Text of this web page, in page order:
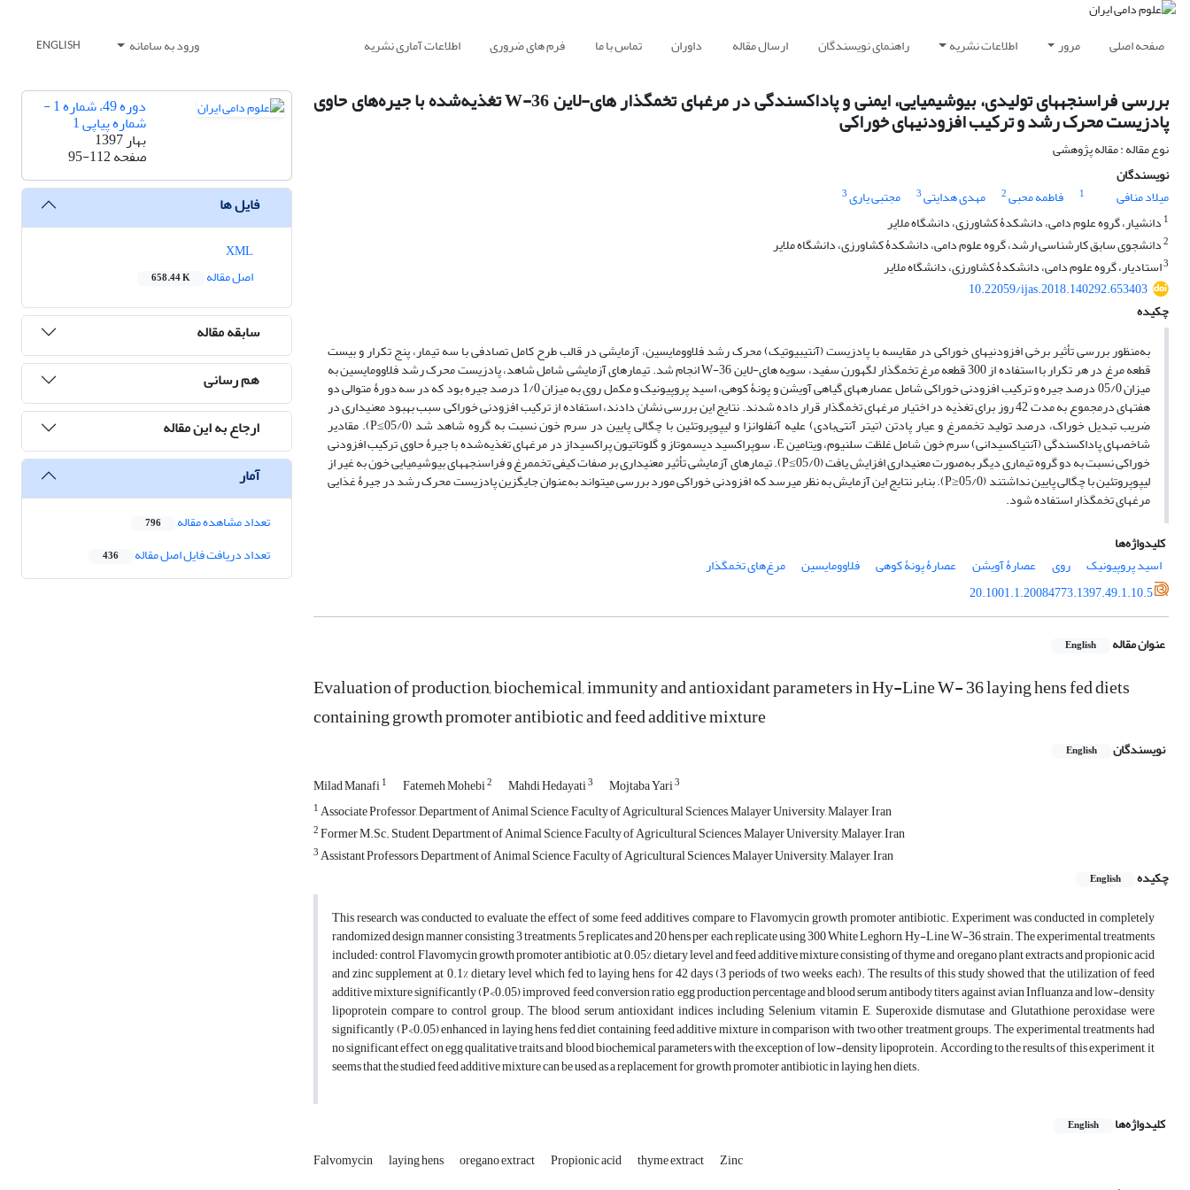
صفحه اصلی مرور اطلاعات نشریه راهنمای نویسندگان ارسال مقاله داوران تماس با ما فرم های ضروری اطلاعات آماری نشریه ورود به سامانه ENGLISH
بررسی فراسنجه‏های تولیدی، بیوشیمیایی، ایمنی و پاداکسندگی در مرغ‏های تخم‏گذار های-لاین W-36 تغذیه‌شده با جیره‌های حاوی
پادزیست محرک رشد و ترکیب افزودنی‏های خوراکی
نوع مقاله : مقاله پژوهشی
نویسندگان
میلاد منافی
1 فاطمه محبی2 مهدی هدایتی3 مجتبی یاری3
1 دانشیار، گروه علوم دامی، دانشکدۀ کشاورزی، دانشگاه ملایر
2دانشجوی سابق کارشناسی ارشد، گروه علوم دامی، دانشکدۀ کشاورزی، دانشگاه ملایر
3استادیار، گروه علوم دامی، دانشکدۀ کشاورزی، دانشگاه ملایر
10.22059/ijas.2018.140292.653403
چکیده
به‌منظور بررسی تأثیر برخی افزودنی‏های خوراکی در مقایسه با پادزیست (آنتی‏بیوتیک) محرک رشد فلاوومایسین، آزمایشی در قالب طرح کامل تصادفی با سه تیمار، پنج تکرار و بیست
قطعه مرغ در هر تکرار با استفاده از 300 قطعه مرغ تخم‏گذار لگهورن سفید، سویه های-لاین W-36 انجام شد. تیمارهای آزمایشی شامل شاهد، پادزیست محرک رشد فلاوومایسین به
میزان 05/0 درصد جیره و ترکیب افزودنی خوراکی شامل عصاره‏های گیاهی آویشن و پونۀ کوهی، اسید پروپیونیک و مکمل روی به میزان 1/0 درصد جیره بود که در سه دورۀ متوالی دو
هفته‏ای درمجموع به مدت 42 روز برای تغذیه در اختیار مرغ‏های تخم‏گذار قرار داده شدند. نتایج این بررسی نشان دادند، استفاده از ترکیب افزودنی خوراکی سبب بهبود معنی‏داری در
ضریب تبدیل خوراک، درصد تولید تخم‏مرغ و عیار پادتن (تیتر آنتی‌بادی) علیه آنفلوانزا و لیپوپروتئین با چگالی پایین در سرم خون نسبت به گروه شاهد شد (05/0≥P). مقادیر
شاخص‏های پاداکسندگی (آنتی‏اکسیدانی) سرم خون شامل غلظت سلنیوم، ویتامین E، سوپراکسید دیسموتاز و گلوتاتیون پراکسیداز در مرغ­های تغذیه‌شده با جیرۀ حاوی ترکیب افزودنی
خوراکی نسبت به دو گروه تیماری دیگر به‌صورت معنی‏داری افزایش یافت (05/0≥P). تیمارهای آزمایشی تأثیر معنی‏داری بر صفات کیفی تخم‏مرغ و فراسنجه‏های بیوشیمیایی خون به غیر از
لیپوپروتئین با چگالی پایین نداشتند (05/0≤P). بنابر نتایج این آزمایش به نظر می­رسد که افزودنی خوراکی مورد بررسی می­تواند به‌عنوان جایگزین پادزیست محرک رشد در جیرۀ غذایی
مرغ‏های تخم‏گذار استفاده شود.
کلیدواژه‌ها
اسید پروپیونیک
روی عصارۀ آویشن عصارۀ پونۀ کوهی فلاوومایسین
مرغ‌های تخم‏گذار
20.1001.1.20084773.1397.49.1.10.5
عنوان مقاله English
Evaluation of production, biochemical, immunity and antioxidant parameters in Hy-Line W- 36 laying hens fed diets
containing growth promoter antibiotic and feed additive mixture
نویسندگان English
Milad Manafi1 Fatemeh Mohebi2 Mahdi Hedayati3 Mojtaba Yari3
1Associate Professor, Department of Animal Science, Faculty of Agricultural Sciences, Malayer University, Malayer, Iran
2Former M.Sc. Student, Department of Animal Science, Faculty of Agricultural Sciences, Malayer University, Malayer, Iran
3Assistant Professors, Department of Animal Science, Faculty of Agricultural Sciences, Malayer University, Malayer, Iran
چکیده
English
This research was conducted to evaluate the effect of some feed additives compare to Flavomycin growth promoter antibiotic. Experiment was conducted in completely
randomized design manner consisting 3 treatments, 5 replicates and 20 hens per each replicate using 300 White Leghorn, Hy-Line W-36 strain. The experimental treatments
included: control, Flavomycin growth promoter antibiotic at 0.05% dietary level and feed additive mixture consisting of thyme and oregano plant extracts and propionic acid
and zinc supplement at 0.1% dietary level which fed to laying hens for 42 days (3 periods of two weeks each). The results of this study showed that the utilization of feed
additive mixture significantly (P<0.05) improved feed conversion ratio, egg production percentage and blood serum antibody titers against avian Influanza and low-density
lipoprotein compare to control group. The blood serum antioxidant indices including Selenium, vitamin E, Superoxide dismutase and Glutathione peroxidase were
significantly (P<0.05) enhanced in laying hens fed diet containing feed additive mixture in comparison with two other treatment groups. The experimental treatments had
no significant effect on egg qualitative traits and blood biochemical parameters with the exception of low-density lipoprotein. According to the results of this experiment, it
seems that the studied feed additive mixture can be used as a replacement for growth promoter antibiotic in laying hen diets.
کلیدواژه‌ها English
Falvomycin laying hens oregano extract Propionic acid thyme extract Zinc
دوره 49، شماره 1 -
شماره پیاپی 1
بهار 1397
صفحه95-112
فایل ها
اصل مقاله
658.44 K
سابقه مقاله
هم رسانی
ارجاع به این مقاله
آمار
تعداد مشاهده مقاله 796
تعداد دریافت فایل اصل مقاله 436